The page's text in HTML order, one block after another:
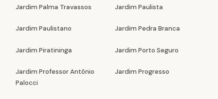
Jardim Palma Travassos Jardim Paulista
Jardim Paulistano Jardim Pedra Branca
Jardim Piratininga Jardim Porto Seguro
Jardim Professor Antônio
Palocci
Jardim Progresso